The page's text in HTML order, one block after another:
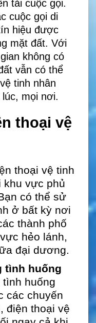
tải cuộc gọi.
cuộc gọi di
hiệu được
mặt đất. Với
không có
vẫn có thể
tinh nhân
mọi nơi.
thoại vệ
thoại vệ tinh
khu vực phủ
có thể sử
ở bất kỳ nơi
thành phố
hẻo lánh,
đại dương.
tình huống
tình huống
các chuyến
điện thoại vệ